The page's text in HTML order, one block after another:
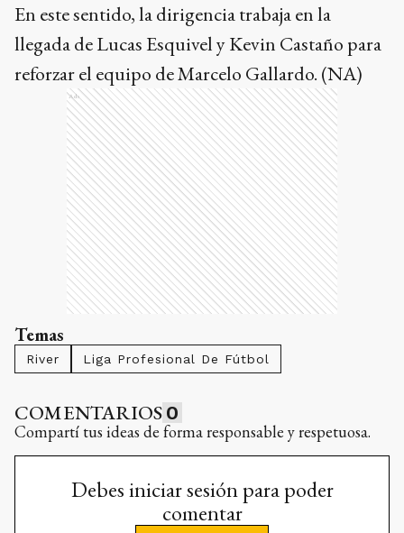
En este sentido, la dirigencia trabaja en la
llegada de Lucas Esquivel y Kevin Castaño para
reforzar el equipo de Marcelo Gallardo. (NA)
Ads
Temas
River Liga Profesional De Fútbol
COMENTARIOS 0
Compartí tus ideas de forma responsable y respetuosa.
Debes iniciar sesión para poder
comentar